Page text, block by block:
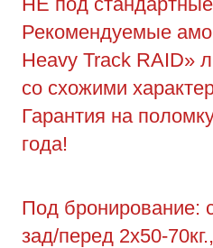
Рекомендуемые
Heavy Track RAID»
со схожими
Гарантия на
года!
Под бронирование:
зад/перед 2х50-